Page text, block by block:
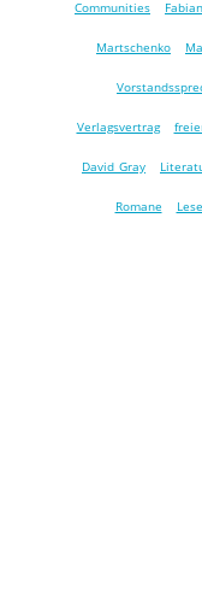
Communities
Martschenko
Verlagsvertrag
David Gray
Romane